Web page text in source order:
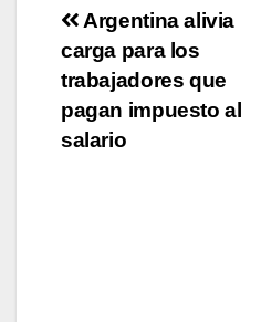
Argentina alivia
carga para los
trabajadores que
pagan impuesto al
salario